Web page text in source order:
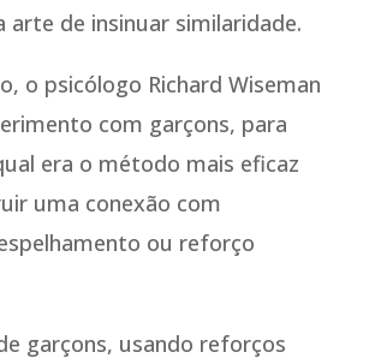
arte de insinuar similaridade.
o psicólogo Richard Wiseman
com garçons, para
era o método mais eficaz
uma conexão com
ou reforço
garçons, usando reforços